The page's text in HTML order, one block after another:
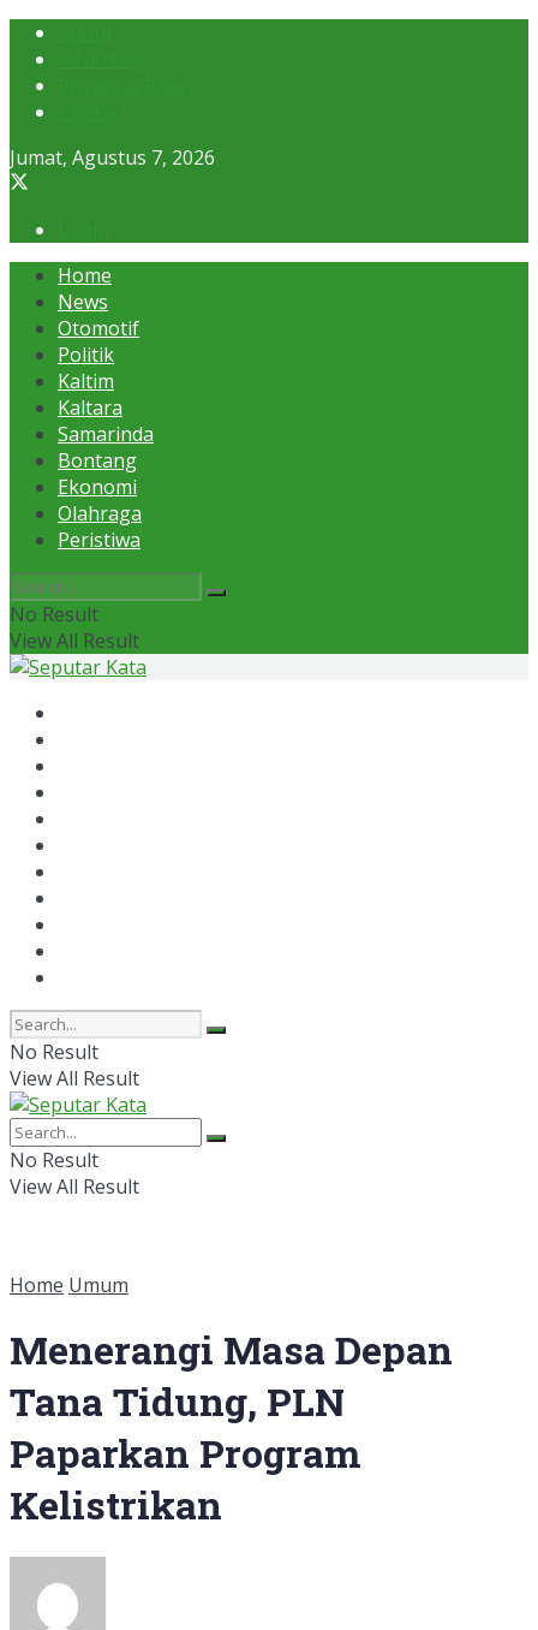
Jumat, Agustus 7, 2026
Home
News
Otomotif
Politik
Kaltim
Kaltara
Samarinda
Bontang
Ekonomi
Olahraga
Peristiwa
No Result
View All Result
No Result
View All Result
No Result
View All Result
Home Umum
Menerangi Masa Depan
Tana Tidung, PLN
Paparkan Program
Kelistrikan